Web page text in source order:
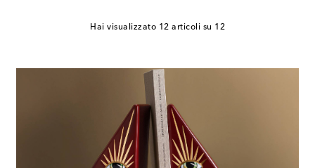
Hai visualizzato 12 articoli su 12